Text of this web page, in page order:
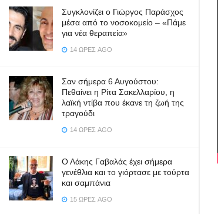
Συγκλονίζει ο Γιώργος Παράσχος
μέσα από το νοσοκομείο – «Πάμε
για νέα θεραπεία»
14 ΏΡΕΣ AGO
Σαν σήμερα 6 Αυγούστου:
Πεθαίνει η Ρίτα Σακελλαρίου, η
λαϊκή ντίβα που έκανε τη ζωή της
τραγούδι
14 ΏΡΕΣ AGO
Ο Λάκης Γαβαλάς έχει σήμερα
γενέθλια και το γιόρτασε με τούρτα
και σαμπάνια
15 ΏΡΕΣ AGO